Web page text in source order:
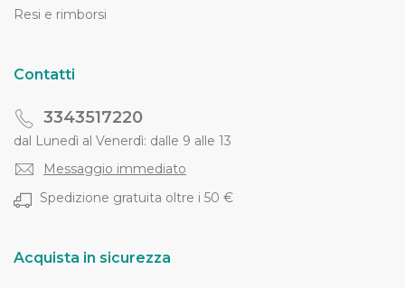
Resi e rimborsi
Contatti
3343517220
dal Lunedì al Venerdì: dalle 9 alle 13
Messaggio immediato
Spedizione gratuita oltre i 50 €
Acquista in sicurezza